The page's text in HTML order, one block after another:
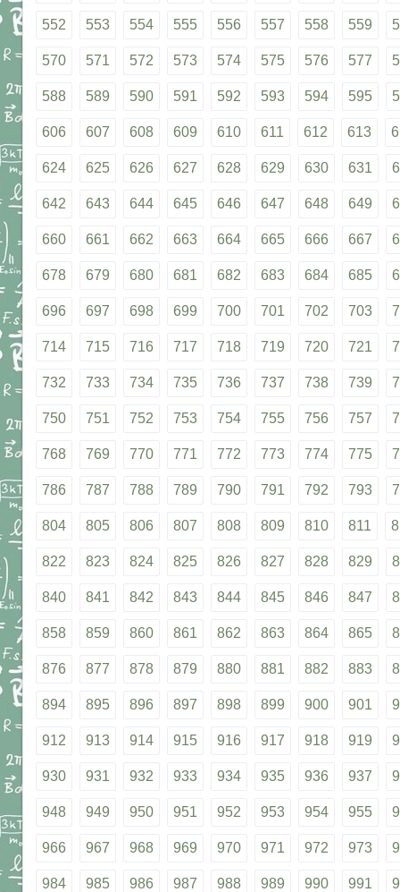
552 553 554 555 556 557 558 559
570 571 572 573 574 575 576 577
588 589 590 591 592 593 594 595
606 607 608 609 610 611 612 613
624 625 626 627 628 629 630 631
642 643 644 645 646 647 648 649
660 661 662 663 664 665 666 667
678 679 680 681 682 683 684 685
696 697 698 699 700 701 702 703
714 715 716 717 718 719 720 721
732 733 734 735 736 737 738 739
750 751 752 753 754 755 756 757
768 769 770 771 772 773 774 775
786 787 788 789 790 791 792 793
804 805 806 807 808 809 810 811
822 823 824 825 826 827 828 829
840 841 842 843 844 845 846 847
858 859 860 861 862 863 864 865
876 877 878 879 880 881 882 883
894 895 896 897 898 899 900 901
912 913 914 915 916 917 918 919
930 931 932 933 934 935 936 937
948 949 950 951 952 953 954 955
966 967 968 969 970 971 972 973
984 985 986 987 988 989 990 991